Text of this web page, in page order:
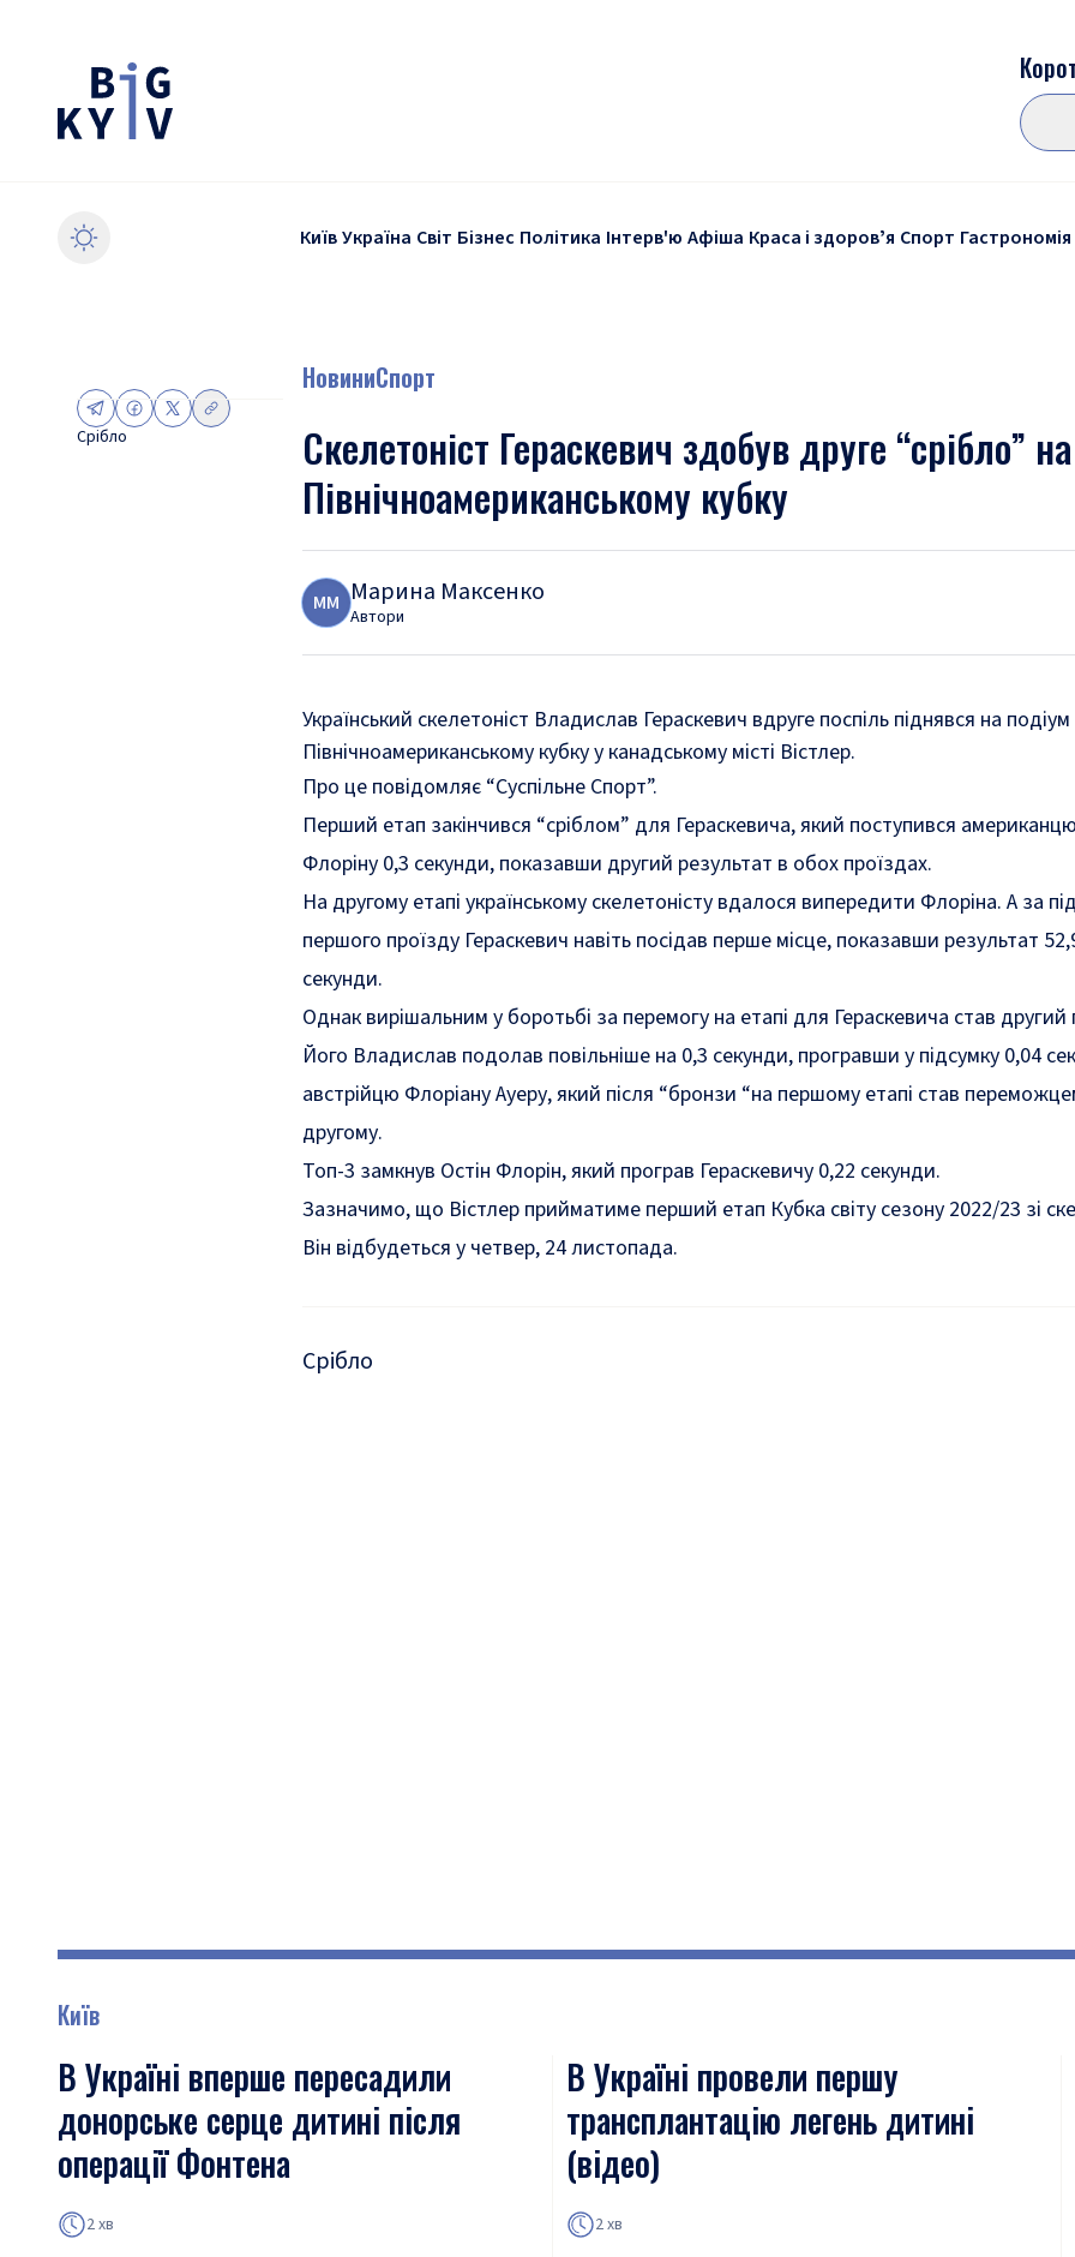
КиївУкраїна Світ Бізнес Політика Інтерв'ю Афіша Краса і здоровʼя Спорт Гастрономія
Срібло
НовиниСпорт
Скелетоніст Гераскевич здобув друге “срібло” на
Північноамериканському кубку
ММ Марина Максенко
Автори
Український скелетоніст Владислав Гераскевич вдруге поспіль піднявся на подіум
Північноамериканському кубку у канадському місті Вістлер.
Про це повідомляє “Суспільне Спорт”.
Перший етап закінчився “сріблом” для Гераскевича, який поступився
Флоріну 0,3 секунди, показавши другий результат в обох проїздах.
На другому етапі українському скелетоністу вдалося випередити Флоріна. А за
першого проїзду Гераскевич навіть посідав перше місце, показавши результат
секунди.
Однак вирішальним у боротьбі за перемогу на етапі для Гераскевича став другий
Його Владислав подолав повільніше на 0,3 секунди, програвши у підсумку 0,04
австрійцю Флоріану Ауеру, який після “бронзи “на першому етапі став
другому.
Топ-3 замкнув Остін Флорін, який програв Гераскевичу 0,22 секунди.
Зазначимо, що Вістлер прийматиме перший етап Кубка світу сезону 2022/23 зі
Він відбудеться у четвер, 24 листопада.
Срібло
Київ
В Україні вперше пересадили
донорське серце дитині після
операції Фонтена
2 хв
В Україні провели першу
трансплантацію легень дитині
(відео)
2 хв